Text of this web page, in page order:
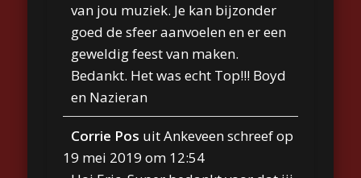
van jou muziek. Je kan bijzonder
goed de sfeer aanvoelen en er een
geweldig feest van maken.
Bedankt. Het was echt Top!!! Boyd
en Nazieran
Corrie Pos uitAnkeveenschreef op
19 mei 2019 om 12:54